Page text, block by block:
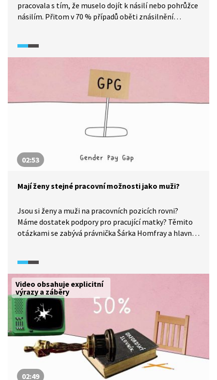
pracovala s tím, že muselo dojít k násilí nebo pohrůžce
násilím. Přitom v 70 % případů oběti znásilnění
K tomu výrazně přispěla snaha političky a aktivistky
Na problematiku rovných práv a překážek, kterým ženy
čelí, se zaměřuje dokumentární seriál Potížistky
02:53
Mají ženy stejné pracovní možnosti jako muži?
Jsou si ženy a muži na pracovních pozicích rovni?
Máme dostatek podpory pro pracující matky? Těmito
otázkami se zabývá právnička Šárka Homfray a hlavní
například rozdíl v odměňování mužů a žen se pohybuje
okolo 18 %. Na problematiku diskriminace na trhu
práce, rovné příležitosti a překážky, kterým ženy čelí,
se zaměřuje dokumentární seriál Potížistky (2025).
Video obsahuje explicitní
výrazy a záběry
02:49